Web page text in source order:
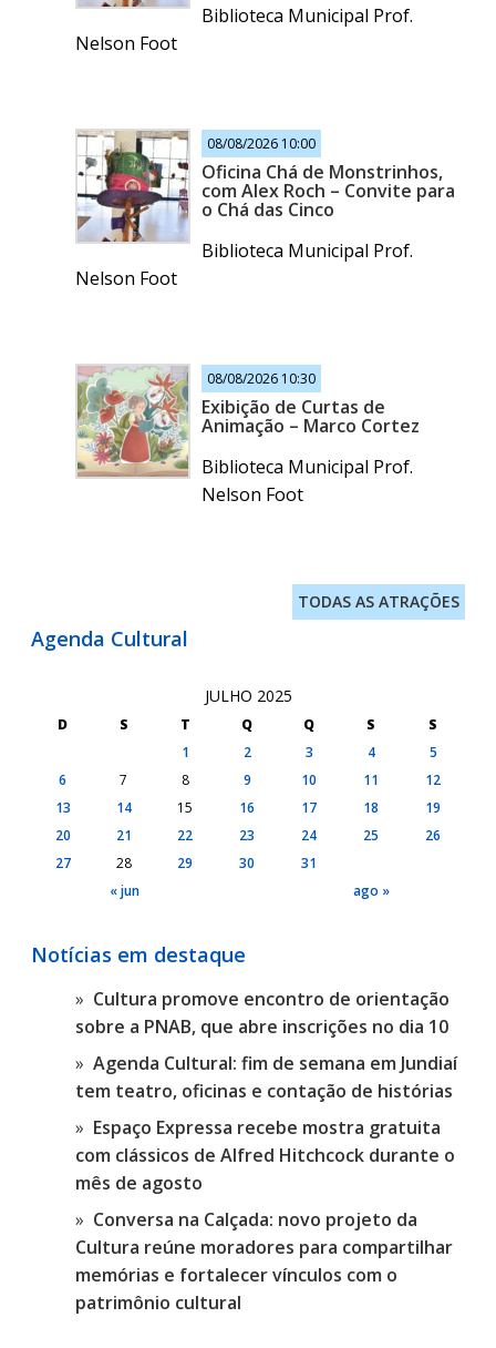
Biblioteca Municipal Prof.
Nelson Foot
08/08/2026 10:00
Oficina Chá de Monstrinhos,
com Alex Roch – Convite para
o Chá das Cinco
Biblioteca Municipal Prof.
Nelson Foot
08/08/2026 10:30
Exibição de Curtas de
Animação – Marco Cortez
Biblioteca Municipal Prof.
Nelson Foot
TODAS AS ATRAÇÕES
Agenda Cultural
JULHO 2025
D S T Q Q S
S
1
2 3 4
5
6
7 8 9 10 11
12
13
14 15 16 17 18
19
20
21 22 23 24 25
26
27
28 29 30
31
« jun
ago »
Notícias em destaque
Cultura promove encontro de orientação
sobre a PNAB, que abre inscrições no dia 10
Agenda Cultural: fim de semana em Jundiaí
tem teatro, oficinas e contação de histórias
Espaço Expressa recebe mostra gratuita
com clássicos de Alfred Hitchcock durante o
mês de agosto
Conversa na Calçada: novo projeto da
Cultura reúne moradores para compartilhar
memórias e fortalecer vínculos com o
patrimônio cultural